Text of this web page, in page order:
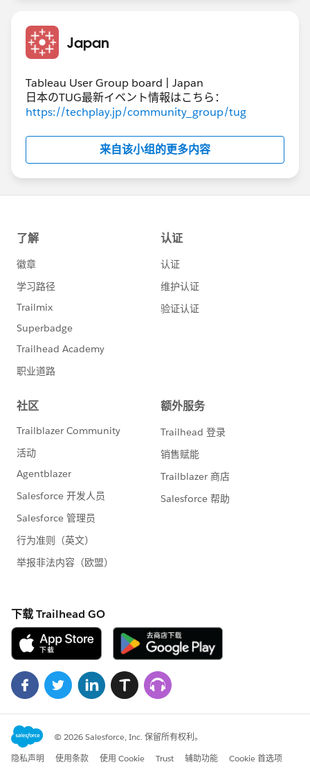
Japan
Tableau User Group board | Japan
日本のTUG最新イベント情報はこちら：
https://techplay.jp/community_group/tug
来自该小组的更多内容